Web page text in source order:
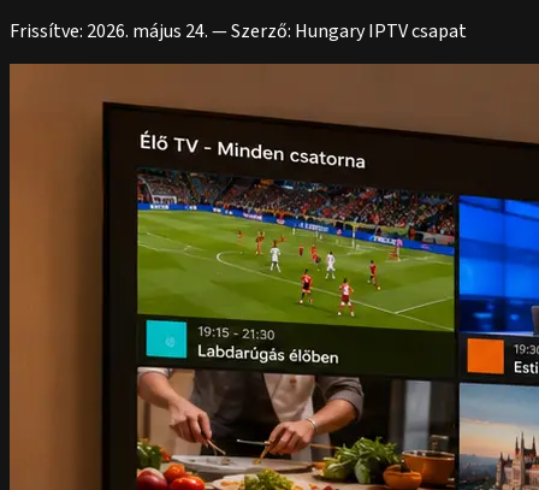
Frissítve: 2026. május 24. — Szerző: Hungary IPTV csapat